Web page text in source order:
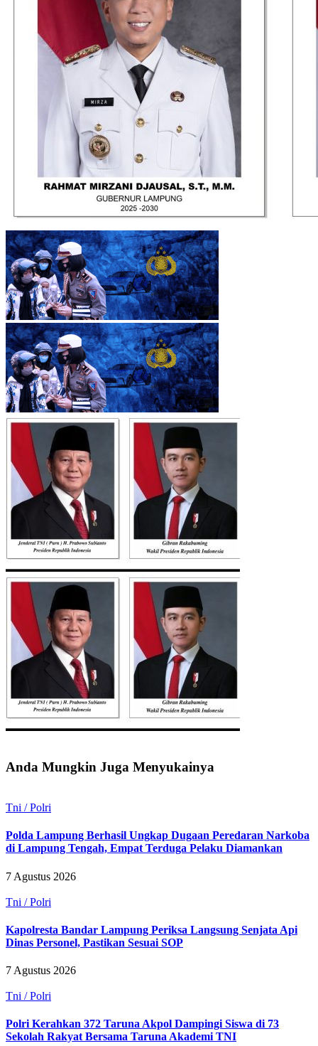
Anda Mungkin Juga Menyukainya
Tni / Polri
Polda Lampung Berhasil Ungkap Dugaan Peredaran Narkoba
di Lampung Tengah, Empat Terduga Pelaku Diamankan
7 Agustus 2026
Tni / Polri
Kapolresta Bandar Lampung Periksa Langsung Senjata Api
Dinas Personel, Pastikan Sesuai SOP
7 Agustus 2026
Tni / Polri
Polri Kerahkan 372 Taruna Akpol Dampingi Siswa di 73
Sekolah Rakyat Bersama Taruna Akademi TNI